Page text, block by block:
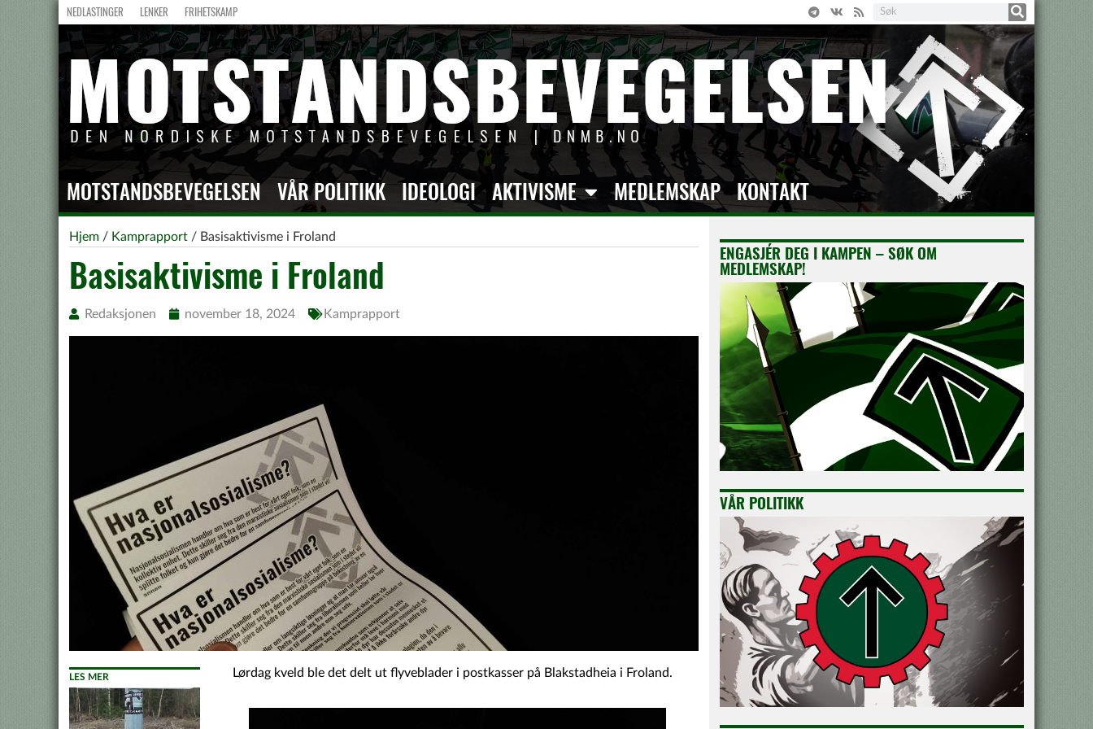
NEDLASTINGER LENKER FRIHETSKAMP
MOTSTANDSBEVEGELSEN VÅR POLITIKK IDEOLOGI AKTIVISME MEDLEMSKAP KONTAKT
Hjem / Kamprapport / Basisaktivisme i Froland
Basisaktivisme i Froland
Redaksjonen november 18, 2024 Kamprapport
LES MER Lørdag kveld ble det delt ut flyveblader i postkasser på Blakstadheia i Froland.
ENGASJÉR DEG I KAMPEN – SØK OM
MEDLEMSKAP!
VÅR POLITIKK